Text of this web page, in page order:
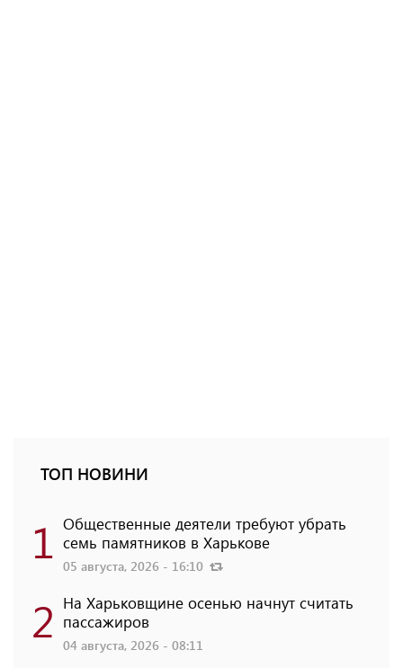
ТОП НОВИНИ
1 Общественные деятели требуют убрать
семь памятников в Харькове
05 августа, 2026 - 16:10
2 На Харьковщине осенью начнут считать
пассажиров
04 августа, 2026 - 08:11